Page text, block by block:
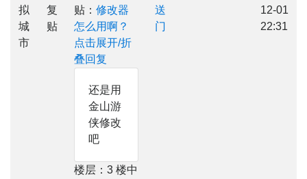
拟
城
市
复
贴
贴： 修改器
怎么用啊？
点击展开/折
叠回复
还是用
金山游
侠修改
吧
楼层：3 楼中
送
门
12-01
22:31